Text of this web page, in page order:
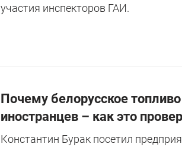
участия инспекторов ГАИ.
Почему белорусское
иностранцев – как это
Константин Бурак посетил